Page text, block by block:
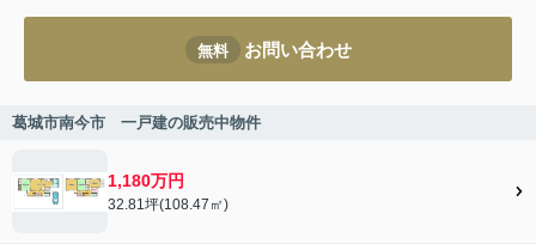
無料 お問い合わせ
葛城市南今市 一戸建の販売中物件
1,180万円
32.81坪(108.47㎡)